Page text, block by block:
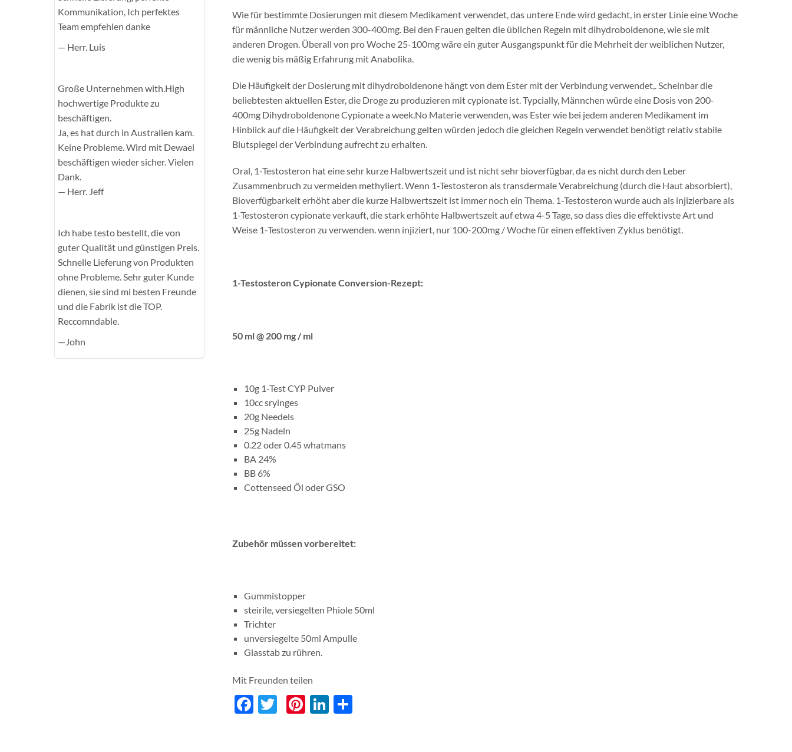
Wie für bestimmte Dosierungen mit diesem Medikament verwendet, das untere Ende wird gedacht, in erster Linie eine Woche
für männliche Nutzer werden 300-400mg. Bei den Frauen gelten die üblichen Regeln mit dihydroboldenone, wie sie mit
anderen Drogen. Überall von pro Woche 25-100mg wäre ein guter Ausgangspunkt für die Mehrheit der weiblichen Nutzer,
die wenig bis mäßig Erfahrung mit Anabolika.
Die Häufigkeit der Dosierung mit dihydroboldenone hängt von dem Ester mit der Verbindung verwendet,. Scheinbar die
beliebtesten aktuellen Ester, die Droge zu produzieren mit cypionate ist. Typcially, Männchen würde eine Dosis von 200-
400mg Dihydroboldenone Cypionate a week.No Materie verwenden, was Ester wie bei jedem anderen Medikament im
Hinblick auf die Häufigkeit der Verabreichung gelten würden jedoch die gleichen Regeln verwendet benötigt relativ stabile
Blutspiegel der Verbindung aufrecht zu erhalten.
Oral, 1-Testosteron hat eine sehr kurze Halbwertszeit und ist nicht sehr bioverfügbar, da es nicht durch den Leber
Zusammenbruch zu vermeiden methyliert. Wenn 1-Testosteron als transdermale Verabreichung (durch die Haut absorbiert),
Bioverfügbarkeit erhöht aber die kurze Halbwertszeit ist immer noch ein Thema. 1-Testosteron wurde auch als injizierbare als
1-Testosteron cypionate verkauft, die stark erhöhte Halbwertszeit auf etwa 4-5 Tage, so dass dies die effektivste Art und
Weise 1-Testosteron zu verwenden. wenn injiziert, nur 100-200mg / Woche für einen effektiven Zyklus benötigt.
1-Testosteron Cypionate Conversion-Rezept:
50 ml @ 200 mg / ml
10g 1-Test CYP Pulver
10cc sryinges
20g Needels
25g Nadeln
0.22 oder 0.45 whatmans
BA 24%
BB 6%
Cottenseed Öl oder GSO
Zubehör müssen vorbereitet:
Gummistopper
steirile, versiegelten Phiole 50ml
Trichter
unversiegelte 50ml Ampulle
Glasstab zu rühren.
Mit Freunden teilen
Facebook
Twitter
Pinterest
LinkedIn
分
Kommunikation, Ich perfektes
Team empfehlen danke
— Herr. Luis
Große Unternehmen with.High
hochwertige Produkte zu
beschäftigen.
Ja, es hat durch in Australien kam.
Keine Probleme. Wird mit Dewael
beschäftigen wieder sicher. Vielen
Dank.
— Herr. Jeff
Ich habe testo bestellt, die von
guter Qualität und günstigen Preis.
Schnelle Lieferung von Produkten
ohne Probleme. Sehr guter Kunde
dienen, sie sind mi besten Freunde
und die Fabrik ist die TOP.
Reccomndable.
—John